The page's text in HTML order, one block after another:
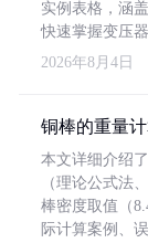
实例表格，涵
快速掌握变压
2026年8月4日
铜棒的重量
本文详细介绍
（理论公式法
棒密度取值（
际计算案例、